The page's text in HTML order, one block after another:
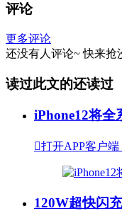
评论
更多评论
还没有人评论~ 快来抢
读过此文的还读过
iPhone12将全
打开APP客户端
120W超快闪